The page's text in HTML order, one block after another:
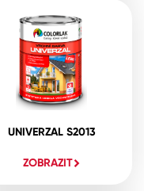
UNIVERZAL S2013
ZOBRAZIT